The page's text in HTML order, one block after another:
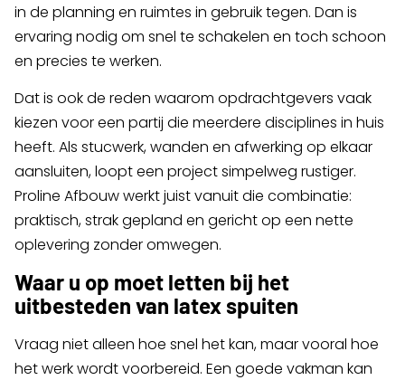
in de planning en ruimtes in gebruik tegen. Dan is
ervaring nodig om snel te schakelen en toch schoon
en precies te werken.
Dat is ook de reden waarom opdrachtgevers vaak
kiezen voor een partij die meerdere disciplines in huis
heeft. Als stucwerk, wanden en afwerking op elkaar
aansluiten, loopt een project simpelweg rustiger.
Proline Afbouw werkt juist vanuit die combinatie:
praktisch, strak gepland en gericht op een nette
oplevering zonder omwegen.
Waar u op moet letten bij het
uitbesteden van latex spuiten
Vraag niet alleen hoe snel het kan, maar vooral hoe
het werk wordt voorbereid. Een goede vakman kan